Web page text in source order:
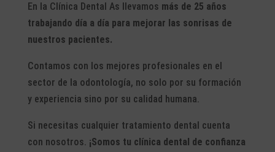
En la Clínica Dental As llevamos más de 25 años
trabajando día a día para mejorar las sonrisas de
nuestros pacientes.
Contamos con los mejores profesionales en el
sector de la odontología, no solo por su formación
y experiencia sino por su calidad humana.
Si necesitas cualquier tratamiento dental cuenta
con nosotros. ¡Somos tu clínica dental de confianza